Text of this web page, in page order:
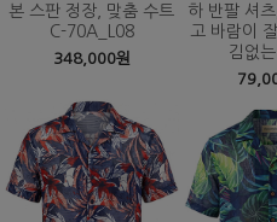
본 스판 정장, 맞춤 수트
C-70A_L08
348,000원
하 반팔 셔
고 바람이
김없